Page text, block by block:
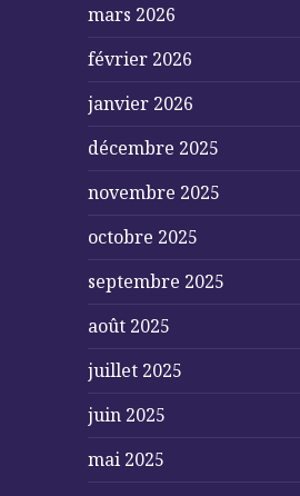
mars 2026
février 2026
janvier 2026
décembre 2025
novembre 2025
octobre 2025
septembre 2025
août 2025
juillet 2025
juin 2025
mai 2025